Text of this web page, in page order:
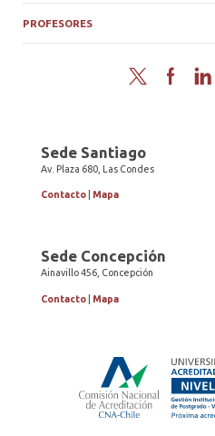
PROFESORES
Twitter Facebook
Sede Santiago
Av. Plaza 680, Las Condes
Contacto Mapa
Sede Concepción
Ainavillo 456, Concepción
Contacto Mapa